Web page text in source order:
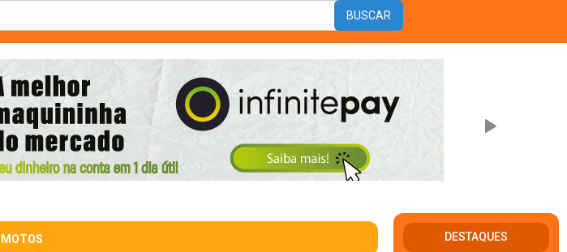
MOTOS DESTAQUES